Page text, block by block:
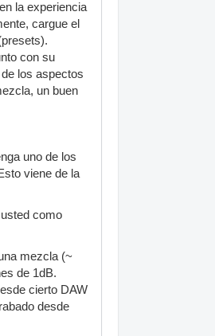
la experiencia
cargue el
con su
los aspectos
un buen
uno de los
viene de la
como
mezcla (~
de 1dB.
cierto DAW
desde